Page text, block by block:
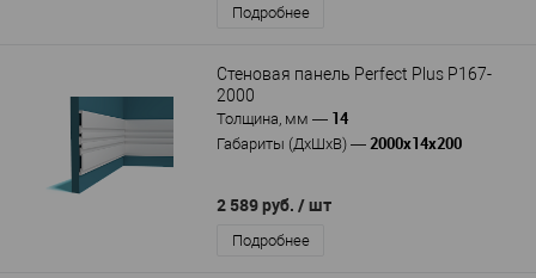
Подробнее
Стеновая панель Perfect Plus P167-
2000
Толщина, мм — 14
Габариты (ДхШхВ) — 2000x14x200
2 589 руб. / шт
Подробнее